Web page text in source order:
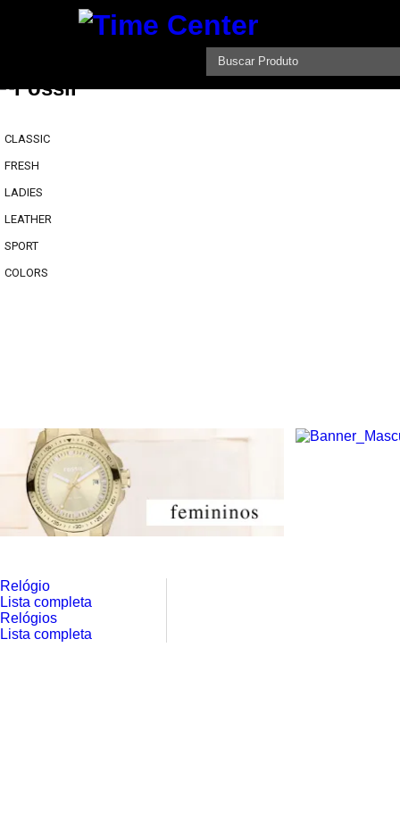
CLASSIC
FRESH
LADIES
LEATHER
SPORT
COLORS
Relógio
Lista completa
Relógios
Lista completa